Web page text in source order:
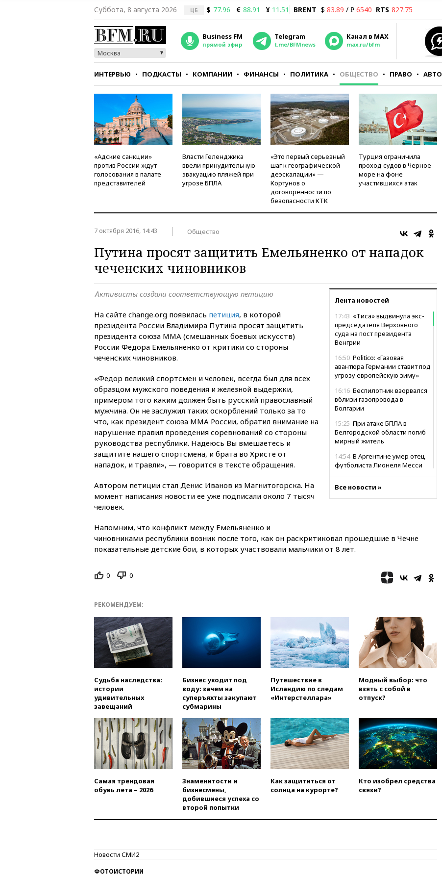
Суббота, 8 августа 2026 ЦБ $ 77.96 € 88.91 ¥ 11.51 BRENT $ 83.89 / ₽ 6540 RTS 827.75
Москва
Business FM
прямой эфир
Telegram
t.me/BFMnews
Канал в MAX
max.ru/bfm
ИНТЕРВЬЮ ПОДКАСТЫ КОМПАНИИ ФИНАНСЫ ПОЛИТИКА ОБЩЕСТВО ПРАВО АВТО
СТИЛЬ ТЕСТЫ
«Адские санкции»
против России ждут
голосования в палате
представителей
Власти Геленджика
ввели принудительную
эвакуацию пляжей при
угрозе БПЛА
«Это первый серьезный
шаг к географической
деэскалации» —
Кортунов о
договоренности по
безопасности КТК
Турция ограничила
проход судов в Черное
море на фоне
участившихся атак
7 октября 2016, 14:43 Общество
Путина просят защитить Емельяненко от нападок
чеченских чиновников
Лента новостей
17:43 «Тиса» выдвинула экс-
председателя Верховного
суда на пост президента
Венгрии
16:50 Politico: «Газовая
авантюра Германии ставит под
угрозу европейскую зиму»
16:16 Беспилотник взорвался
вблизи газопровода в
Болгарии
15:25 При атаке БПЛА в
Белгородской области погиб
мирный житель
14:54 В Аргентине умер отец
футболиста Лионеля Месси
судоходство в Черном море
закрыты из-за опасности БПЛА
13:03 Испания ввела
итальянских туристов
Возгорание на Ильском
11:47
Суд оставил под
арестом Rolls-Royce блогера
Лерчек
11:07
При столкновении
катера и лодки под Самарой
погибли два человека
Движение по трассе
«Новороссия» восстановлено
за утро 85 БПЛА над
территорией РФ
09:25
Ильский НПЗ на Кубани
загорелся после падения
обломков дрона
девяти БПЛА, сбитых на
подлете к Москве
белорусов покупать избы в
Все новости »
Активисты создали соответствующую петицию
На сайте change.org появилась петиция, в которой
президента России Владимира Путина просят защитить
президента союза ММА (смешанных боевых искусств)
России Федора Емельяненко от критики со стороны
чеченских чиновников.
«Федор великий спортсмен и человек, всегда был для всех
образцом мужского поведения и железной выдержки,
примером того каким должен быть русский православный
мужчина. Он не заслужил таких оскорблений только за то
что, как президент союза ММА России, обратил внимание на
нарушение правил проведения соревнований со стороны
руководства республики. Надеюсь Вы вмешаетесь и
защитите нашего спортсмена, и брата во Христе от
нападок, и травли», — говорится в тексте обращения.
Автором петиции стал Денис Иванов из Магнитогорска. На
момент написания новости ее уже подписали около 7 тысяч
человек.
Напомним, что конфликт между Емельяненко и
чиновниками республики возник после того, как он раскритиковал прошедшие в Чечне
показательные детские бои, в которых участвовали мальчики от 8 лет.
0 0
РЕКОМЕНДУЕМ:
Судьба наследства:
истории
удивительных
завещаний
Бизнес уходит под
воду: зачем на
суперъяхты закупают
субмарины
Путешествие в
Исландию по следам
«Интерстеллара»
Модный выбор: что
взять с собой в
отпуск?
Самая трендовая
обувь лета – 2026
Знаменитости и
бизнесмены,
добившиеся успеха со
второй попытки
Как защититься от
солнца на курорте?
Кто изобрел средства
связи?
Новости СМИ2
ФОТОИСТОРИИ